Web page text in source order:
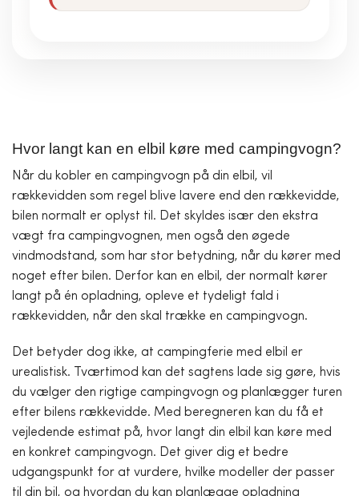
Hvor langt kan en elbil køre med campingvogn?
Når du kobler en campingvogn på din elbil, vil
rækkevidden som regel blive lavere end den rækkevidde,
bilen normalt er oplyst til. Det skyldes især den ekstra
vægt fra campingvognen, men også den øgede
vindmodstand, som har stor betydning, når du kører med
noget efter bilen. Derfor kan en elbil, der normalt kører
langt på én opladning, opleve et tydeligt fald i
rækkevidden, når den skal trække en campingvogn.
Det betyder dog ikke, at campingferie med elbil er
urealistisk. Tværtimod kan det sagtens lade sig gøre, hvis
du vælger den rigtige campingvogn og planlægger turen
efter bilens rækkevidde. Med beregneren kan du få et
vejledende estimat på, hvor langt din elbil kan køre med
en konkret campingvogn. Det giver dig et bedre
udgangspunkt for at vurdere, hvilke modeller der passer
til din bil, og hvordan du kan planlægge opladning